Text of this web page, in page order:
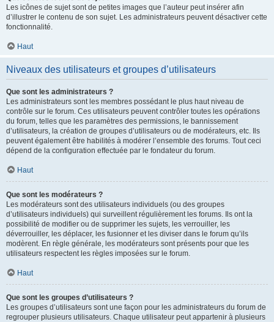
Les icônes de sujet sont de petites images que l’auteur peut insérer afin
d’illustrer le contenu de son sujet. Les administrateurs peuvent désactiver cette
fonctionnalité.
Haut
Niveaux des utilisateurs et groupes d’utilisateurs
Que sont les administrateurs ?
Les administrateurs sont les membres possédant le plus haut niveau de
contrôle sur le forum. Ces utilisateurs peuvent contrôler toutes les opérations
du forum, telles que les paramètres des permissions, le bannissement
d’utilisateurs, la création de groupes d’utilisateurs ou de modérateurs, etc. Ils
peuvent également être habilités à modérer l’ensemble des forums. Tout ceci
dépend de la configuration effectuée par le fondateur du forum.
Haut
Que sont les modérateurs ?
Les modérateurs sont des utilisateurs individuels (ou des groupes
d’utilisateurs individuels) qui surveillent régulièrement les forums. Ils ont la
possibilité de modifier ou de supprimer les sujets, les verrouiller, les
déverrouiller, les déplacer, les fusionner et les diviser dans le forum qu’ils
modèrent. En règle générale, les modérateurs sont présents pour que les
utilisateurs respectent les règles imposées sur le forum.
Haut
Que sont les groupes d’utilisateurs ?
Les groupes d’utilisateurs sont une façon pour les administrateurs du forum de
regrouper plusieurs utilisateurs. Chaque utilisateur peut appartenir à plusieurs